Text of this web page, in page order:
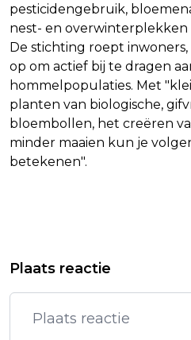
pesticidengebruik,
nest- en overwinterplekken
De stichting roept
op om actief bij te dragen
hommelpopulaties. Met
planten van biologische,
bloembollen, het creëren
minder maaien kun je
betekenen".
MET TELEVIZIER-
RUMMENIE:
LIJDEN ONDER
VERGUNNING
Plaats reactie